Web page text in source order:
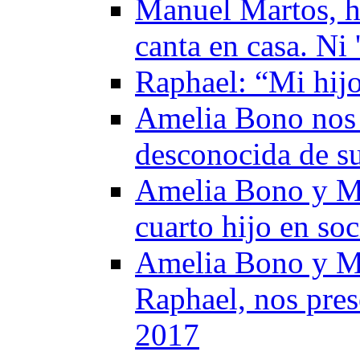
Manuel Martos,
canta en casa.
Raphael: “Mi
Amelia Bono nos
desconocida de
Amelia Bono y
cuarto hijo en
Amelia Bono y
Raphael, nos
2017